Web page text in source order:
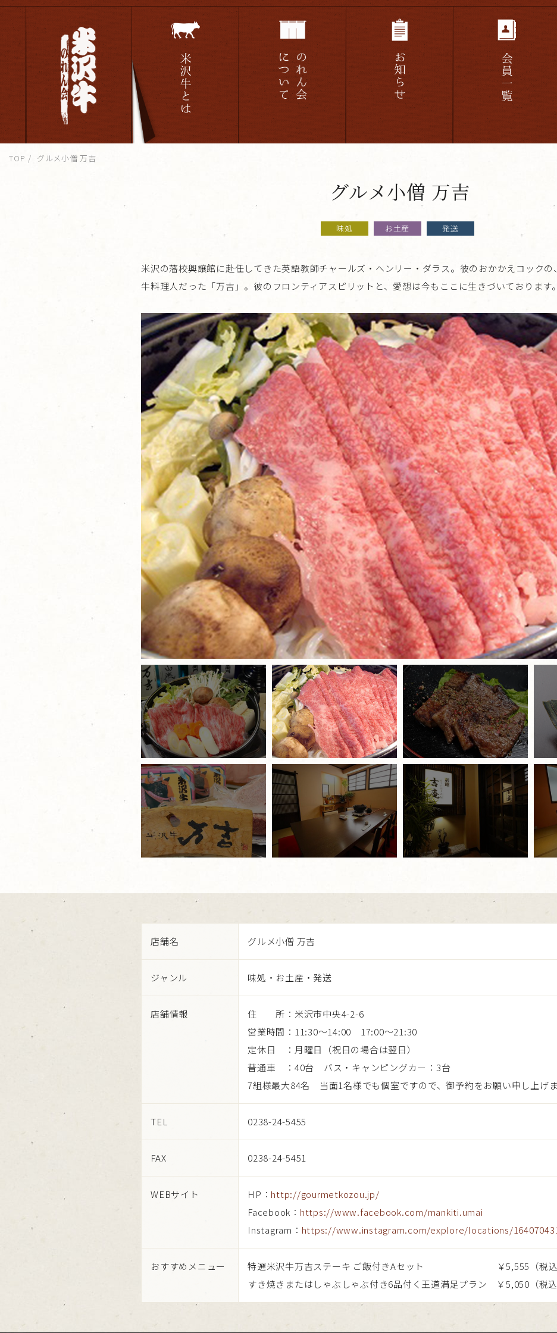
グルメ小僧 万吉
TOP グルメ小僧 万吉
味処 お土産 発送
米沢の藩校興譲館に赴任してきた英語教師チャールズ・ヘンリー・ダラス。彼のおかかえコック
牛料理人だった「万吉」。彼のフロンティアスピリットと、愛想は今もここに生きづいております。
店舗名 グルメ小僧 万吉
ジャンル 味処・お土産・発送
店舗情報
住 所：米沢市中央4-2-6
営業時間：11:30～14:00 17:00～21:30
定休日 ：月曜日（祝日の場合は翌日）
普通車 ：40台 バス・キャンピングカー：3台
7組様最大84名 当面1名様でも個室ですので、御予約をお願い申し上げ
TEL 0238-24-5455
FAX 0238-24-5451
WEBサイト HP： http://gourmetkozou.jp/
Facebook： https://www.facebook.com/mankiti.umai
Instagram： https://www.instagram.com/explore/locations/
おすすめメニュー
特選米沢牛万吉ステーキ ご飯付きAセット ￥5,555（税込
すき焼きまたはしゃぶしゃぶ付き6品付く王道満足プラン ￥5,050（税込